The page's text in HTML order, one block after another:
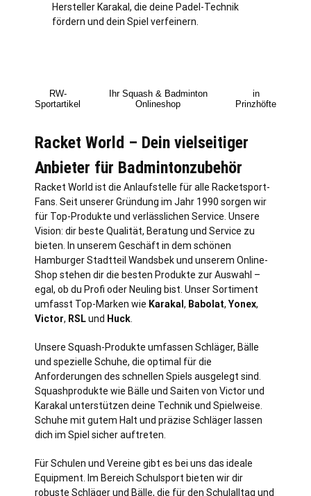
Hersteller Karakal, die deine Padel-Technik
fördern und dein Spiel verfeinern.
RW-
Sportartikel
Ihr Squash & Badminton
Onlineshop
in
Prinzhöfte
Racket World – Dein vielseitiger
Anbieter für Badmintonzubehör
Racket World ist die Anlaufstelle für alle Racketsport-
Fans. Seit unserer Gründung im Jahr 1990 sorgen wir
für Top-Produkte und verlässlichen Service. Unsere
Vision: dir beste Qualität, Beratung und Service zu
bieten. In unserem Geschäft in dem schönen
Hamburger Stadtteil Wandsbek und unserem Online-
Shop stehen dir die besten Produkte zur Auswahl –
egal, ob du Profi oder Neuling bist. Unser Sortiment
umfasst Top-Marken wie Karakal , Babolat, Yonex,
Victor, RSLund Huck
Unsere Squash-Produkte umfassen Schläger, Bälle
und spezielle Schuhe, die optimal für die
Anforderungen des schnellen Spiels ausgelegt sind.
Squashprodukte wie Bälle und Saiten von Victor und
Karakal unterstützen deine Technik und Spielweise.
Schuhe mit gutem Halt und präzise Schläger lassen
dich im Spiel sicher auftreten.
Für Schulen und Vereine gibt es bei uns das ideale
Equipment. Im Bereich Schulsport bieten wir dir
robuste Schläger und Bälle, die für den Schulalltag und